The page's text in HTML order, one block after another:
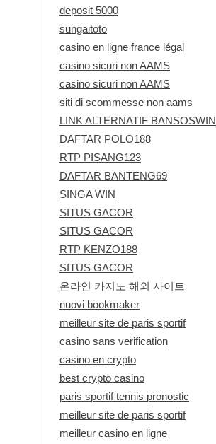
deposit 5000
sungaitoto
casino en ligne france légal
casino sicuri non AAMS
casino sicuri non AAMS
siti di scommesse non aams
LINK ALTERNATIF BANSOSWIN
DAFTAR POLO188
RTP PISANG123
DAFTAR BANTENG69
SINGA WIN
SITUS GACOR
SITUS GACOR
RTP KENZO188
SITUS GACOR
온라인 카지노 해외 사이트
nuovi bookmaker
meilleur site de paris sportif
casino sans verification
casino en crypto
best crypto casino
paris sportif tennis pronostic
meilleur site de paris sportif
meilleur casino en ligne